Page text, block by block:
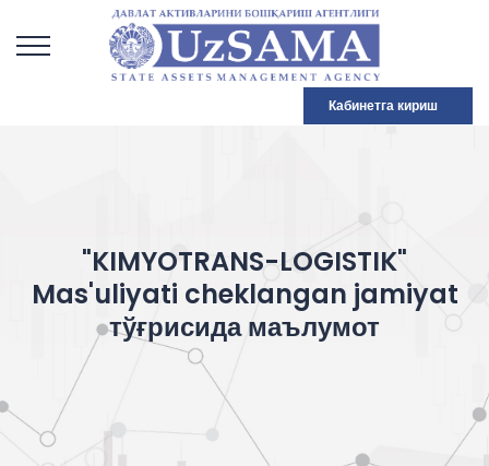
Кабинетга кириш
"KIMYOTRANS-LOGISTIK"
Mas'uliyati cheklangan jamiyat
тўғрисида маълумот